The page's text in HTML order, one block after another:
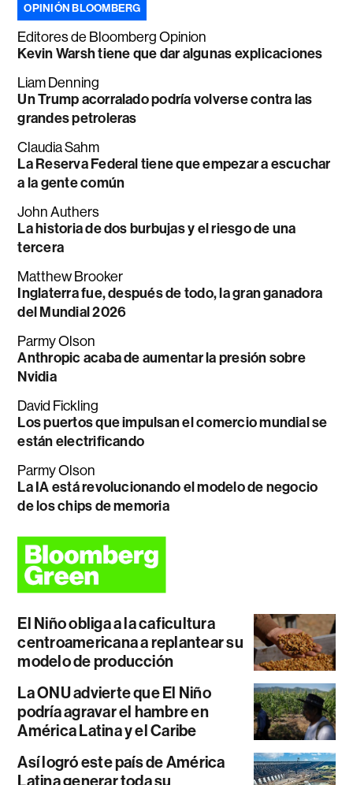
OPINIÓN BLOOMBERG
Editores de Bloomberg Opinion
Kevin Warsh tiene que dar algunas explicaciones
Liam Denning
Un Trump acorralado podría volverse contra las
grandes petroleras
Claudia Sahm
La Reserva Federal tiene que empezar a escuchar
a la gente común
John Authers
La historia de dos burbujas y el riesgo de una
tercera
Matthew Brooker
Inglaterra fue, después de todo, la gran ganadora
del Mundial 2026
Parmy Olson
Anthropic acaba de aumentar la presión sobre
Nvidia
David Fickling
Los puertos que impulsan el comercio mundial se
están electrificando
Parmy Olson
La IA está revolucionando el modelo de negocio
de los chips de memoria
El Niño obliga a la caficultura
centroamericana a replantear su
modelo de producción
La ONU advierte que El Niño
podría agravar el hambre en
América Latina y el Caribe
Así logró este país de América
Latina generar toda su